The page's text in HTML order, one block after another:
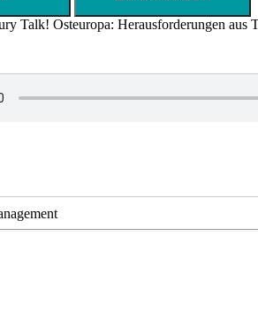
Talk! Osteuropa: Herausforderungen aus